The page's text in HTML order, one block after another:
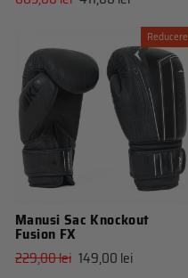
Reducere
Manusi Sac Knockout
Fusion FX
Pret
229,00 lei Pret
149,00 lei